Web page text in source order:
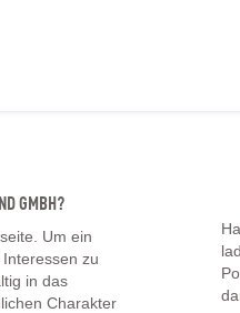
GMBH?
Um ein
zu
in das
Charakter